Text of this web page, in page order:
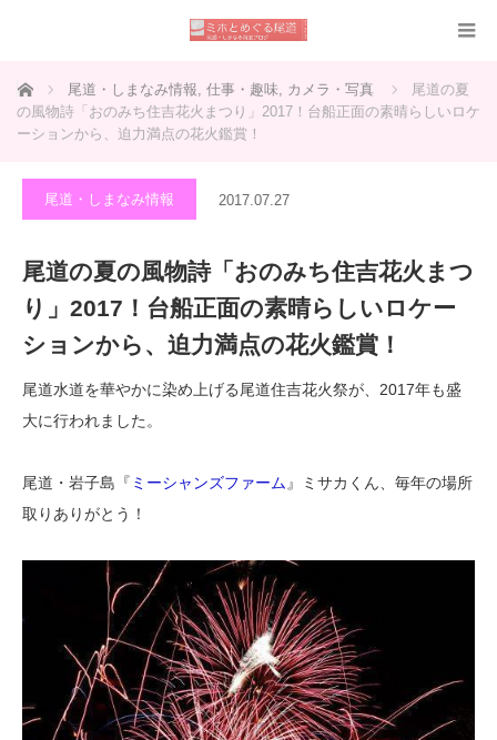
ホーム 尾道・しまなみ情報, 仕事・趣味, カメラ・写真
尾道の夏
の風物詩「おのみち住吉花火まつり」2017！台船正面の素晴らしいロケ
ーションから、迫力満点の花火鑑賞！
尾道・しまなみ情報 2017.07.27
尾道の夏の風物詩「おのみち住吉花火まつ
り」2017！台船正面の素晴らしいロケー
ションから、迫力満点の花火鑑賞！
尾道水道を華やかに染め上げる尾道住吉花火祭が、2017年も盛
大に行われました。
尾道・岩子島『 ミーシャンズファーム 』ミサカくん、毎年の場所
取りありがとう！